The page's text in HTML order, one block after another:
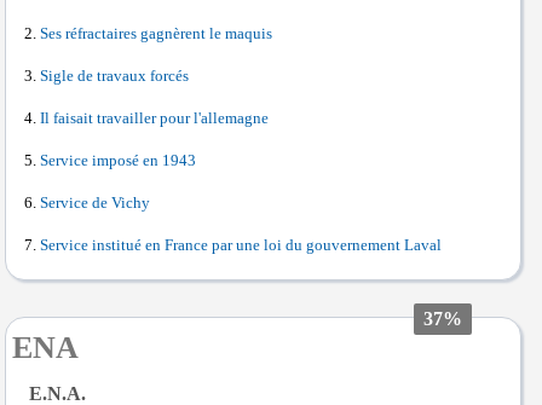
Ses réfractaires gagnèrent le maquis
Sigle de travaux forcés
Il faisait travailler pour l'allemagne
Service imposé en 1943
Service de Vichy
Service institué en France par une loi du gouvernement Laval
37%
ENA
E.N.A.